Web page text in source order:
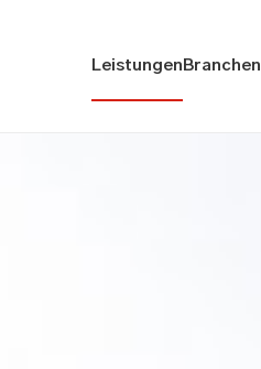
Leistungen Branchen